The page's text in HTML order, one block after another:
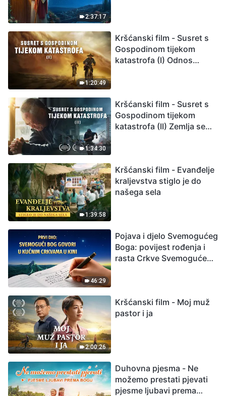
2:37:17
1:20:49
Kršćanski film - Susret s
Gospodinom tijekom
katastrofa (I) Odnos
1:34:30
Kršćanski film - Susret s
Gospodinom tijekom
katastrofa (II) Zemlja se
1:39:58
Kršćanski film - Evanđelje
kraljevstva stiglo je do
našega sela
46:29
Pojava i djelo Svemogućeg
Boga: povijest rođenja i
rasta Crkve Svemogućeg
2:00:26
Kršćanski film - Moj muž
pastor i ja
Duhovna pjesma - Ne
možemo prestati pjevati
pjesme ljubavi prema